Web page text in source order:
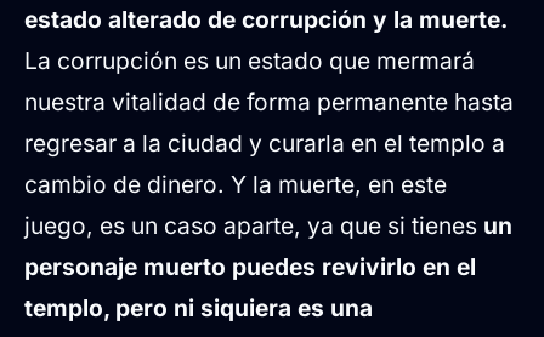
estado alterado de corrupción y la muerte.
La corrupción es un estado que mermará
nuestra vitalidad de forma permanente hasta
regresar a la ciudad y curarla en el templo a
cambio de dinero. Y la muerte, en este
juego, es un caso aparte, ya que si tienes un
personaje muerto puedes revivirlo en el
templo, pero ni siquiera es una